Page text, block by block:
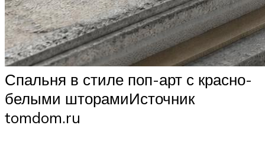
Спальня в стиле поп-арт с красно-
белыми шторамиИсточник
tomdom.ru